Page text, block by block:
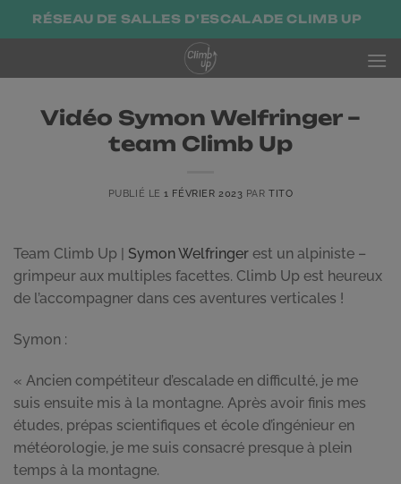
PasserRÉSEAU DE SALLES D'ESCALADE CLIMB UP
Vidéo Symon Welfringer –
team Climb Up
PUBLIÉ LE1 FÉVRIER 2023 PAR TITO
Team Climb Up | Symon Welfringer est un alpiniste –
grimpeur aux multiples facettes. Climb Up est heureux
de l’accompagner dans ces aventures verticales !
Symon :
« Ancien compétiteur d’escalade en difficulté, je me
suis ensuite mis à la montagne. Après avoir finis mes
études, prépas scientifiques et école d’ingénieur en
météorologie, je me suis consacré presque à plein
temps à la montagne.